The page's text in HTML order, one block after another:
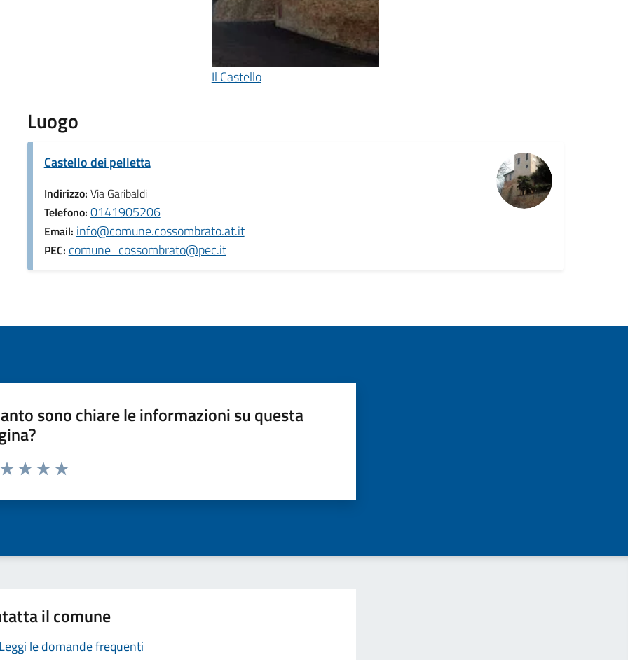
Il Castello
Luogo
Castello dei pelletta
Indirizzo: Via Garibaldi
Telefono: 0141905206
Email: info@comune.cossombrato.at.it
PEC: comune_cossombrato@pec.it
sono chiare le informazioni su questa
da 1 a 5 stelle la pagina
il comune
Leggi le domande frequenti